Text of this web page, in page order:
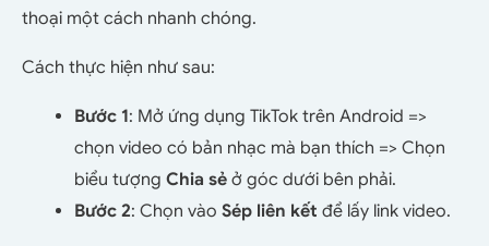
thoại một cách nhanh chóng.
Cách thực hiện như sau:
Bước 1: Mở ứng dụng TikTok trên Android =>
chọn video có bản nhạc mà bạn thích => Chọn
biểu tượng Chia sẻ ở góc dưới bên phải.
Bước 2: Chọn vào Sép liên kết để lấy link video.